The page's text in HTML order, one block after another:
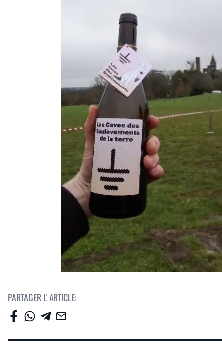
PARTAGER L' ARTICLE: